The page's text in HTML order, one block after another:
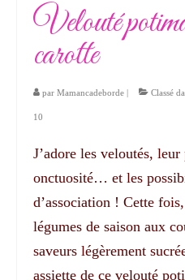
Velouté
carotte
par Mamancadeborde | Classé
10
J’adore les veloutés,
onctuosité… et les
d’association ! Cette
légumes de saison aux
saveurs légèrement
assiette de ce velouté